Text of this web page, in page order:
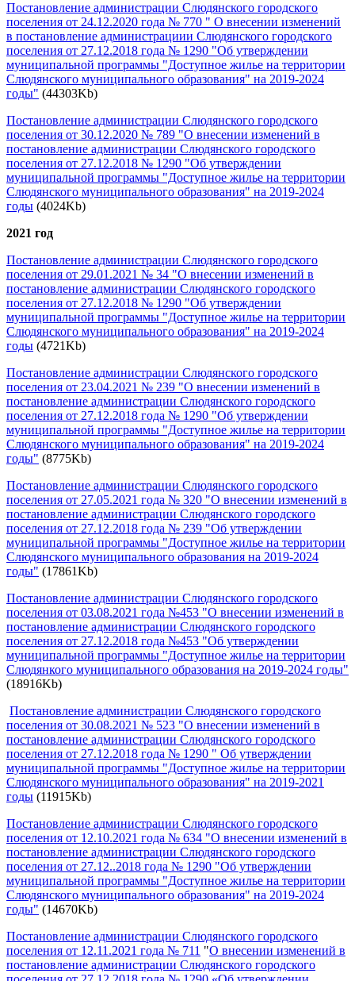
Постановление администрации Слюдянского городского
поселения от 24.12.2020 года № 770 " О внесении изменений
в постановление администрациии Слюдянского городского
поселения от 27.12.2018 года № 1290 "Об утверждении
муниципальной программы "Доступное жилье на территории
Слюдянского муниципального образования" на 2019-2024
годы" (44303Kb)
Постановление администрации Слюдянского городского
поселения от 30.12.2020 № 789 "О внесении изменений в
постановление администрации Слюдянского городского
поселения от 27.12.2018 № 1290 "Об утверждении
муниципальной программы "Доступное жилье на территории
Слюдянского муниципального образования" на 2019-2024
годы (4024Kb)
2021 год
Постановление администрации Слюдянского городского
поселения от 29.01.2021 № 34 "О внесении изменений в
постановление администрации Слюдянского городского
поселения от 27.12.2018 № 1290 "Об утверждении
муниципальной программы "Доступное жилье на территории
Слюдянского муниципального образования" на 2019-2024
годы (4721Kb)
Постановление администрации Слюдянского городского
поселения от 23.04.2021 № 239 "О внесении изменений в
постановление администрации Слюдянского городского
поселения от 27.12.2018 года № 1290 "Об утверждении
муниципальной программы "Доступное жилье на территории
Слюдянского муниципального образования" на 2019-2024
годы" (8775Kb)
Постановление администрации Слюдянского городского
поселения от 27.05.2021 года № 320 "О внесении изменений в
постановление администрации Слюдянского городского
поселения от 27.12.2018 года № 239 "Об утверждении
муниципальной программы "Доступное жилье на территории
Слюдянского муниципального образования на 2019-2024
годы" (17861Kb)
Постановление администрации Слюдянского городского
поселения от 03.08.2021 года №453 "О внесении изменений в
постановление администрации Слюдянского городского
поселения от 27.12.2018 года №453 "Об утверждении
муниципальной программы "Доступное жилье на территории
Слюдянкого муниципального образования на 2019-2024 годы"
(18916Kb)
Постановление администрации Слюдянского городского
поселения от 30.08.2021 № 523 "О внесении изменений в
постановление администрации Слюдянского городского
поселения от 27.12.2018 года № 1290 " Об утверждении
муниципальной программы "Доступное жилье на территории
Слюдянского муниципального образования" на 2019-2021
годы (11915Kb)
Постановление администрации Слюдянского городского
поселения от 12.10.2021 года № 634 "О внесении изменений в
постановление администрации Слюдянского городского
поселения от 27.12..2018 года № 1290 "Об утверждении
муниципальной программы "Доступное жилье на территории
Слюдянского муниципального образования" на 2019-2024
годы" (14670Kb)
Постановление администрации Слюдянского городского
поселения от 12.11.2021 года № 711 "О внесении изменений в
постановление администрации Слюдянского городского